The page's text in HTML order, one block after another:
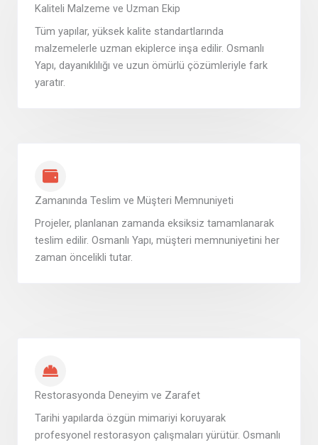
Kaliteli Malzeme ve Uzman Ekip
Tüm yapılar, yüksek kalite standartlarında
malzemelerle uzman ekiplerce inşa edilir. Osmanlı
Yapı, dayanıklılığı ve uzun ömürlü çözümleriyle fark
yaratır.
Zamanında Teslim ve Müşteri Memnuniyeti
Projeler, planlanan zamanda eksiksiz tamamlanarak
teslim edilir. Osmanlı Yapı, müşteri memnuniyetini her
zaman öncelikli tutar.
Restorasyonda Deneyim ve Zarafet
Tarihi yapılarda özgün mimariyi koruyarak
profesyonel restorasyon çalışmaları yürütür. Osmanlı